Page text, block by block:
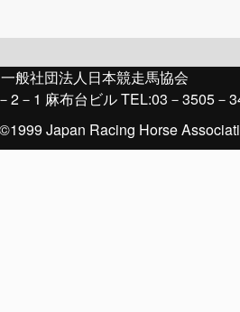
一般社団法人日本競走馬協会
2－1 麻布台ビル TEL:03－3505－
Japan Racing Horse